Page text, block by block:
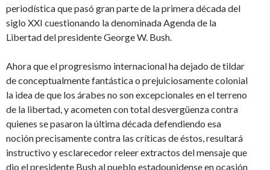
periodística que pasó gran parte de la primera década del
siglo XXI cuestionando la denominada Agenda de la
Libertad del presidente George W. Bush.
Ahora que el progresismo internacional ha dejado de tildar
de conceptualmente fantástica o prejuiciosamente colonial
la idea de que los árabes no son excepcionales en el terreno
de la libertad, y acometen con total desvergüenza contra
quienes se pasaron la última década defendiendo esa
noción precisamente contra las críticas de éstos, resultará
instructivo y esclarecedor releer extractos del mensaje que
dio el presidente Bush al pueblo estadounidense en ocasión